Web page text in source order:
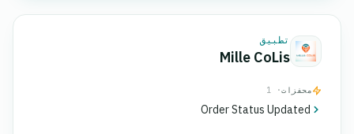
تطبيق
Mille CoLis
محفزات· 1
Order Status Updated